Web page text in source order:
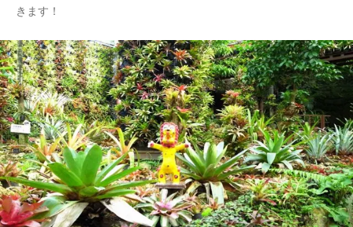
きます！